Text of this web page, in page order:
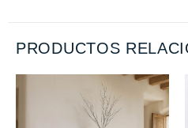
PRODUCTOS